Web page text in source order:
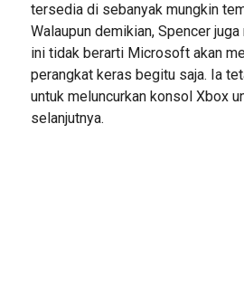
tersedia di sebanyak mungkin
Walaupun demikian, Spencer
ini tidak berarti Microsoft akan
perangkat keras begitu saja. Ia
untuk meluncurkan konsol Xbox
selanjutnya.